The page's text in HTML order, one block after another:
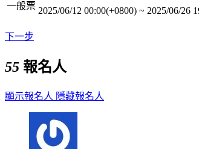
一般票 2025/06/12 00:00(+0800) ~ 2025/06/26
下一步
55 報名人
顯示報名人 隱藏報名人